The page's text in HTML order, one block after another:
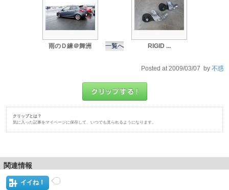
雨のＤ練＠舞洲 一覧へ RIGID ...
Posted at 2009/03/07 by 不惑
クリップとは？
気に入った記事をマイページに保存して、いつでも見られるようになります。
関連情報
イイね！